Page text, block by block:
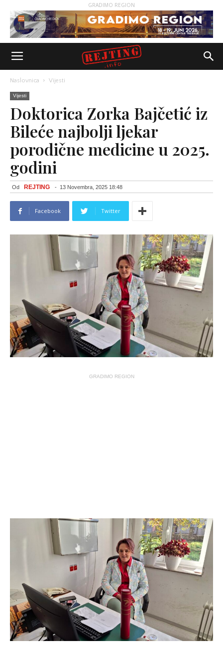
GRADIMO REGION
Naslovnica Vijesti
Vijesti
Doktorica Zorka Bajčetić iz
Bileće najbolji ljekar
porodične medicine u 2025.
godini
Od REJTING - 13 Novembra, 2025 18:48
Facebook Twitter
GRADIMO REGION